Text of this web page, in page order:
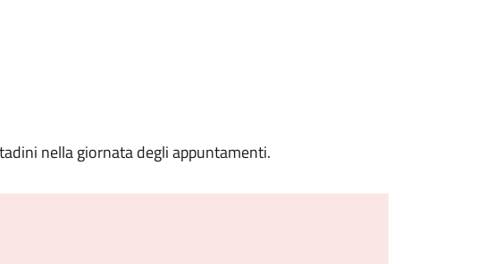
nella giornata degli appuntamenti.